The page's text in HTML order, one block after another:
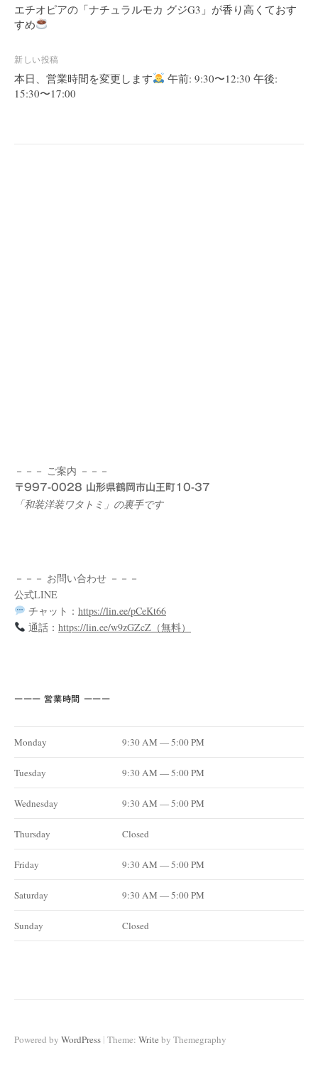
稿
ナ
ゲ
ー
エチオピアの「ナチュラルモカ グジG3」が香り高くておす
すめ
新しい投稿
本日、営業時間を変更します
午前: 9:30〜12:30 午後:
15:30〜17:00
－－－ ご案内 －－－
〒997-0028 山形県鶴岡市山王町10-37
「和装洋装ワタトミ」の裏手です
－－－ お問い合わせ －－－
公式LINE
チャット：https://lin.ee/pCeKt66
通話：https://lin.ee/w9zGZcZ（無料）
ーーー 営業時間 ーーー
Monday 9:30 AM — 5:00 PM
Tuesday 9:30 AM — 5:00 PM
Wednesday 9:30 AM — 5:00 PM
Thursday Closed
Friday 9:30 AM — 5:00 PM
Saturday 9:30 AM — 5:00 PM
Sunday Closed
Powered by WordPress | Theme: Write by Themegraphy